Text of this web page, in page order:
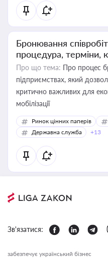
Бронювання
процедура, терміни,
Про що тема: Про процес
підприємствах, який
критично важливих для
мобілізації
Ринок цінних паперів
Державна служба
+13
Зв'язатися:
забезпечує український бізнес